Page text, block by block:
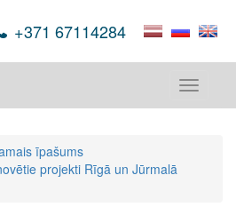
+371 67114284
Toggle
īpašums
projekti Rīgā un Jūrmalā